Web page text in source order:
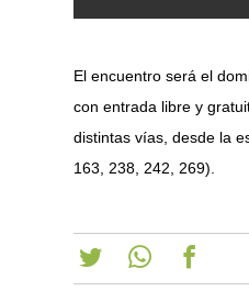
El encuentro será el
con entrada libre y
distintas vías, desde la
163, 238, 242, 269).